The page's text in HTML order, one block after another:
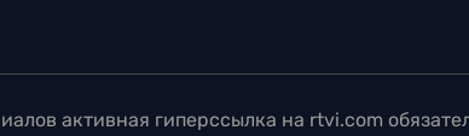
активная гиперссылка на rtvi.com